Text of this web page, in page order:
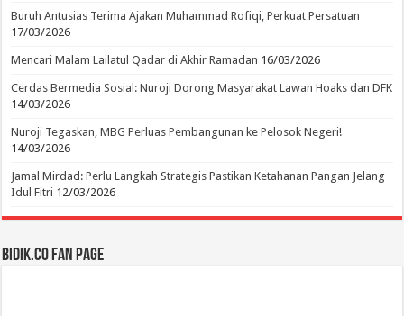
Buruh Antusias Terima Ajakan Muhammad Rofiqi, Perkuat Persatuan
17/03/2026
Mencari Malam Lailatul Qadar di Akhir Ramadan 16/03/2026
Cerdas Bermedia Sosial: Nuroji Dorong Masyarakat Lawan Hoaks dan DFK
14/03/2026
Nuroji Tegaskan, MBG Perluas Pembangunan ke Pelosok Negeri!
14/03/2026
Jamal Mirdad: Perlu Langkah Strategis Pastikan Ketahanan Pangan Jelang
Idul Fitri 12/03/2026
BIDIK.CO Fan Page